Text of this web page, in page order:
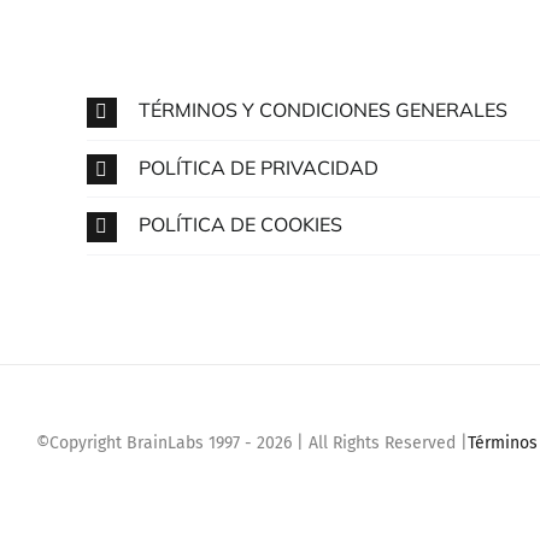
TÉRMINOS Y CONDICIONES GENERALES
POLÍTICA DE PRIVACIDAD
POLÍTICA DE COOKIES
©Copyright BrainLabs 1997 - 2026 | All Rights Reserved |